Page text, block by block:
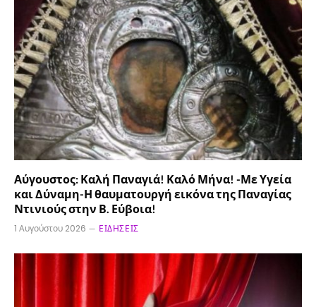
Αύγουστος: Καλή Παναγιά! Καλό Μήνα! -Με Υγεία
και Δύναμη-Η θαυματουργή εικόνα της Παναγίας
Ντινιούς στην Β. Εύβοια!
1 Αυγούστου 2026 ΕΙΔΉΣΕΙΣ